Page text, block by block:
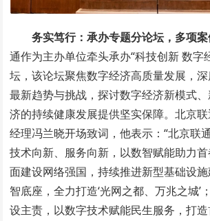
务实笃行：承办专题分论坛，多项
通作为主办单位牵头承办“科技创新 数字
坛，该论坛聚焦数字经济高质量发展，
最新趋势与挑战，探讨数字经济新模式
济的持续健康发展提供坚实保障。北京
经理冯兰晓开场致词，他表示：“北京联
技术向新、服务向新，以数智赋能助力
面建设网络强国，持续推进新型基础设
智底座，全力打造‘光网之都、万兆之城’
设主责，以数字技术赋能民生服务，打